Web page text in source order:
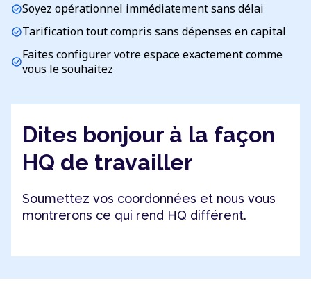
check_circleSoyez opérationnel immédiatement sans délai
check_circleTarification tout compris sans dépenses en capital
check_circleFaites configurer votre espace exactement comme
vous le souhaitez
Dites bonjour à la façon
HQ de travailler
Soumettez vos coordonnées et nous vous
montrerons ce qui rend HQ différent.